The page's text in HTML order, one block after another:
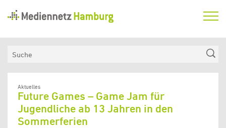
Hamburg
Aktuelles
Medienkompetenzfonds
Verein
Aktuelles
Future Games – Game Jam für
Jugendliche ab 13 Jahren in den
Sommerferien